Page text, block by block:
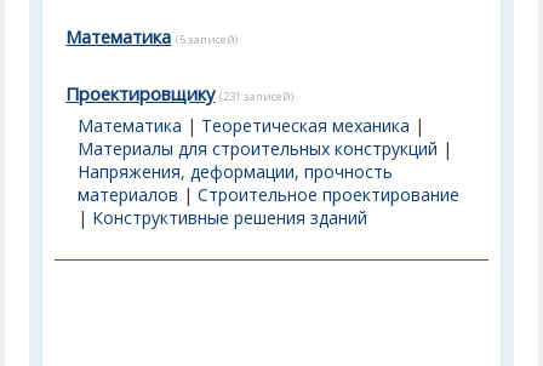
Математика (5 записей)
Проектировщику (231 записей)
Математика | Теоретическая механика |
Материалы для строительных конструкций |
Напряжения, деформации, прочность
материалов |Строительное проектирование
| Конструктивные решения зданий